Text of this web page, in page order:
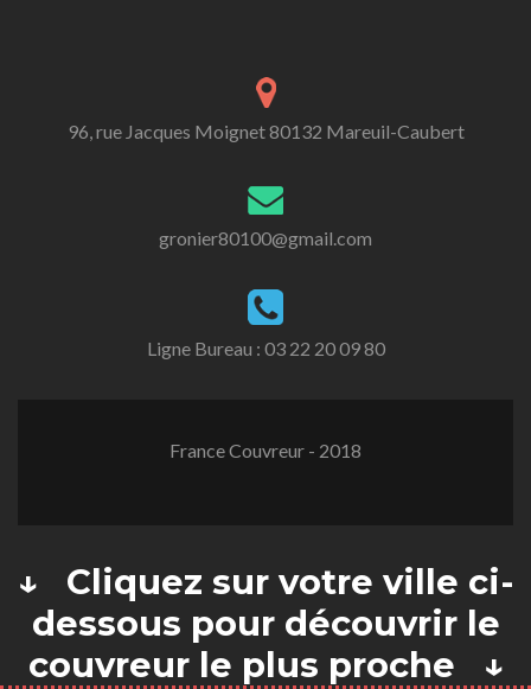
96, rue Jacques Moignet 80132 Mareuil-Caubert
gronier80100@gmail.com
Ligne Bureau : 03 22 20 09 80
France Couvreur - 2018
↓ Cliquez sur votre ville ci-
dessous pour découvrir le
couvreur le plus proche ↓